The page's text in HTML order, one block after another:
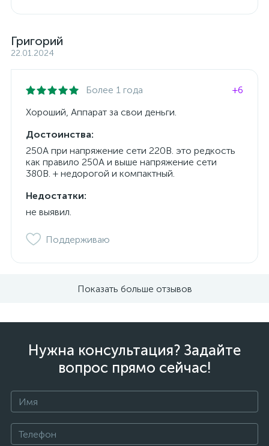
Григорий
22.01.2024
Более 1 года
+6
Хороший, Аппарат за свои деньги.
Достоинства:
250А при напряжение сети 220В. это редкость
как правило 250А и выше напряжение сети
380В. + недорогой и компактный.
Недостатки:
не выявил.
Поддерживаю
Показать больше отзывов
Нужна консультация? Задайте
вопрос прямо сейчас!